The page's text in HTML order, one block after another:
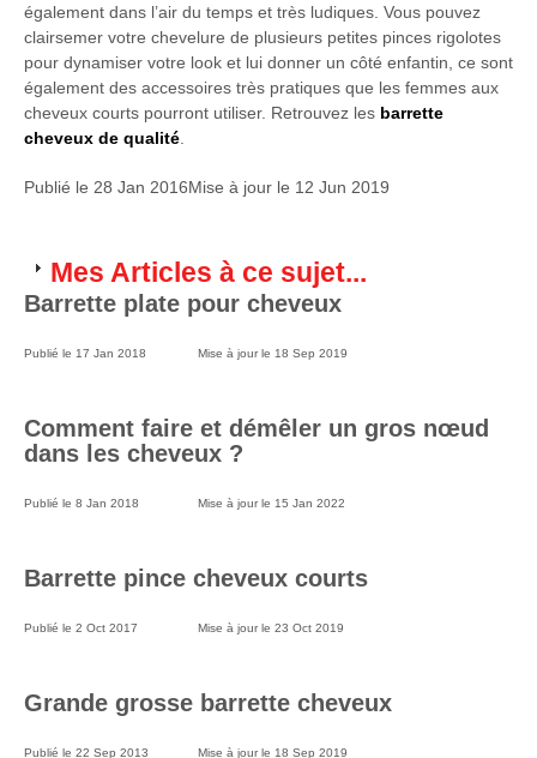
également dans l’air du temps et très ludiques. Vous pouvez
clairsemer votre chevelure de plusieurs petites pinces rigolotes
pour dynamiser votre look et lui donner un côté enfantin, ce sont
également des accessoires très pratiques que les femmes aux
cheveux courts pourront utiliser. Retrouvez les barrette
cheveux de qualité.
Publié le 28 Jan 2016Mise à jour le 12 Jun 2019
Mes Articles à ce sujet...
Barrette plate pour cheveux
Publié le 17 Jan 2018 Mise à jour le 18 Sep 2019
Comment faire et démêler un gros nœud
dans les cheveux ?
Publié le 8 Jan 2018 Mise à jour le 15 Jan 2022
Barrette pince cheveux courts
Publié le 2 Oct 2017 Mise à jour le 23 Oct 2019
Grande grosse barrette cheveux
Publié le 22 Sep 2013 Mise à jour le 18 Sep 2019